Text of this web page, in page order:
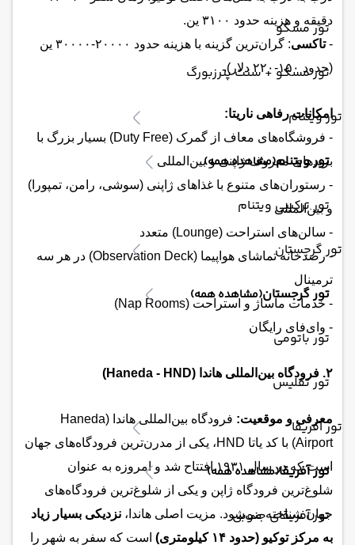
تور مسکو
تور مسکو + سنت پترزبورگ
تور ویتنام
تور ویتنام(مشاهده همه)
تور ترکیبی ویتنام
تور گرجستان
تور گرجستان(مشاهده همه)
تور باتومی
تور تفلیس
تور آفریقا
تور آفریقا(مشاهده همه)
تور آفریقای جنوبی
دقیقه و هزینه حدود ۳۱۰۰ ین.
-تاکسی
: گران‌ترین گزینه با هزینه حدود ۲۰۰۰۰-۳۰۰۰۰ ین
(حدود ۱۵۰-۲۲۰ دلار).
امکانات رفاهی ناریتا:
- فروشگاه‌های معاف از گمرک (Duty Free) بسیار بزرگ با
برندهای معروف ژاپنی و بین‌المللی
- رستوران‌های متنوع با غذاهای ژاپنی (سوشی، رامن، تمپورا)
و بین‌المللی
- سالن‌های استراحت (Lounge) متعدد
- رصدخانه تماشای هواپیما (Observation Deck) در هر سه
ترمینال
- خدمات ماساژ و استراحت (Nap Rooms)
- وای‌فای رایگان
۲. فرودگاه بین‌المللی هاندا (Haneda - HND)
معرفی و موقعیت:
فرودگاه بین‌المللی هاندا (Haneda
Airport) با کد یاتا HND، یکی از مدرن‌ترین فرودگاه‌های جهان
است که در سال ۱۹۳۱ افتتاح شد و امروزه به عنوان
شلوغ‌ترین فرودگاه ژاپن و یکی از شلوغ‌ترین فرودگاه‌های
جهان شناخته می‌شود. مزیت اصلی هاندا، نزدیکی بسیار زیاد
به مرکز توکیو (حدود ۱۴ کیلومتری)
است که سفر به شهر را